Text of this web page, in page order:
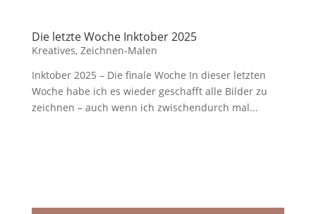
Die letzte Woche Inktober 2025
Kreatives, Zeichnen-Malen
Inktober 2025 – Die finale Woche In dieser letzten
Woche habe ich es wieder geschafft alle Bilder zu
zeichnen – auch wenn ich zwischendurch mal...